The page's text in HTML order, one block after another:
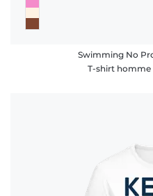
Swimming No
T-shirt homme